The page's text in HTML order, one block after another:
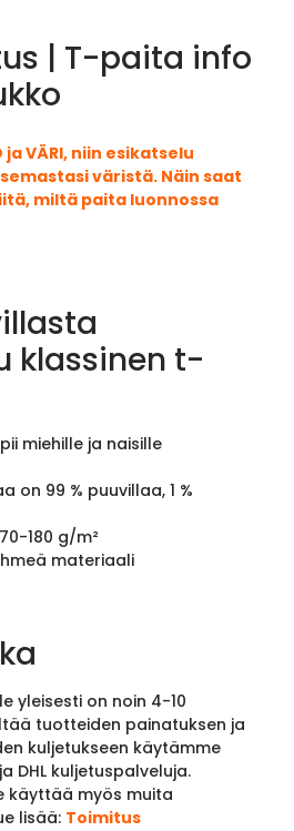
| T-paita info
ja VÄRI, niin esikatselu
väristä. Näin saat
miltä paita luonnossa
klassinen t-
miehille ja naisille
on 99 % puuvillaa, 1 %
180 g/m²
materiaali
yleisesti on noin 4-10
tuotteiden painatuksen ja
kuljetukseen käytämme
DHL kuljetuspalveluja.
käyttää myös muita
lisää: Toimitus